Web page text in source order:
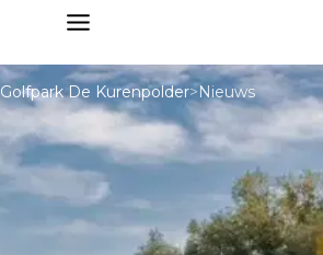
Golfpark De Kurenpolder>Nieuws